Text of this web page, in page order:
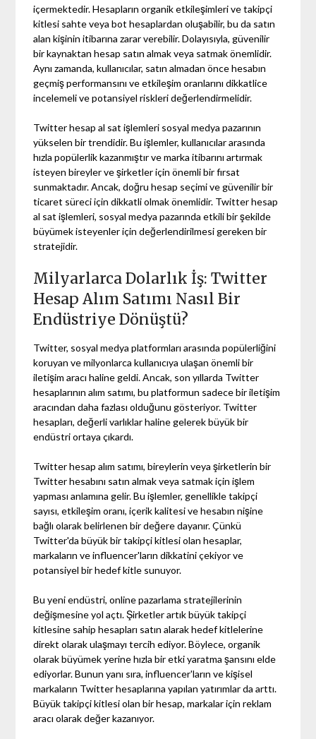
içermektedir. Hesapların organik etkileşimleri ve takipçi
kitlesi sahte veya bot hesaplardan oluşabilir, bu da satın
alan kişinin itibarına zarar verebilir. Dolayısıyla, güvenilir
bir kaynaktan hesap satın almak veya satmak önemlidir.
Aynı zamanda, kullanıcılar, satın almadan önce hesabın
geçmiş performansını ve etkileşim oranlarını dikkatlice
incelemeli ve potansiyel riskleri değerlendirmelidir.
Twitter hesap al sat işlemleri sosyal medya pazarının
yükselen bir trendidir. Bu işlemler, kullanıcılar arasında
hızla popülerlik kazanmıştır ve marka itibarını artırmak
isteyen bireyler ve şirketler için önemli bir fırsat
sunmaktadır. Ancak, doğru hesap seçimi ve güvenilir bir
ticaret süreci için dikkatli olmak önemlidir. Twitter hesap
al sat işlemleri, sosyal medya pazarında etkili bir şekilde
büyümek isteyenler için değerlendirilmesi gereken bir
stratejidir.
Milyarlarca Dolarlık İş: Twitter
Hesap Alım Satımı Nasıl Bir
Endüstriye Dönüştü?
Twitter, sosyal medya platformları arasında popülerliğini
koruyan ve milyonlarca kullanıcıya ulaşan önemli bir
iletişim aracı haline geldi. Ancak, son yıllarda Twitter
hesaplarının alım satımı, bu platformun sadece bir iletişim
aracından daha fazlası olduğunu gösteriyor. Twitter
hesapları, değerli varlıklar haline gelerek büyük bir
endüstri ortaya çıkardı.
Twitter hesap alım satımı, bireylerin veya şirketlerin bir
Twitter hesabını satın almak veya satmak için işlem
yapması anlamına gelir. Bu işlemler, genellikle takipçi
sayısı, etkileşim oranı, içerik kalitesi ve hesabın nişine
bağlı olarak belirlenen bir değere dayanır. Çünkü
Twitter'da büyük bir takipçi kitlesi olan hesaplar,
markaların ve influencer'ların dikkatini çekiyor ve
potansiyel bir hedef kitle sunuyor.
Bu yeni endüstri, online pazarlama stratejilerinin
değişmesine yol açtı. Şirketler artık büyük takipçi
kitlesine sahip hesapları satın alarak hedef kitlelerine
direkt olarak ulaşmayı tercih ediyor. Böylece, organik
olarak büyümek yerine hızla bir etki yaratma şansını elde
ediyorlar. Bunun yanı sıra, influencer'ların ve kişisel
markaların Twitter hesaplarına yapılan yatırımlar da arttı.
Büyük takipçi kitlesi olan bir hesap, markalar için reklam
aracı olarak değer kazanıyor.